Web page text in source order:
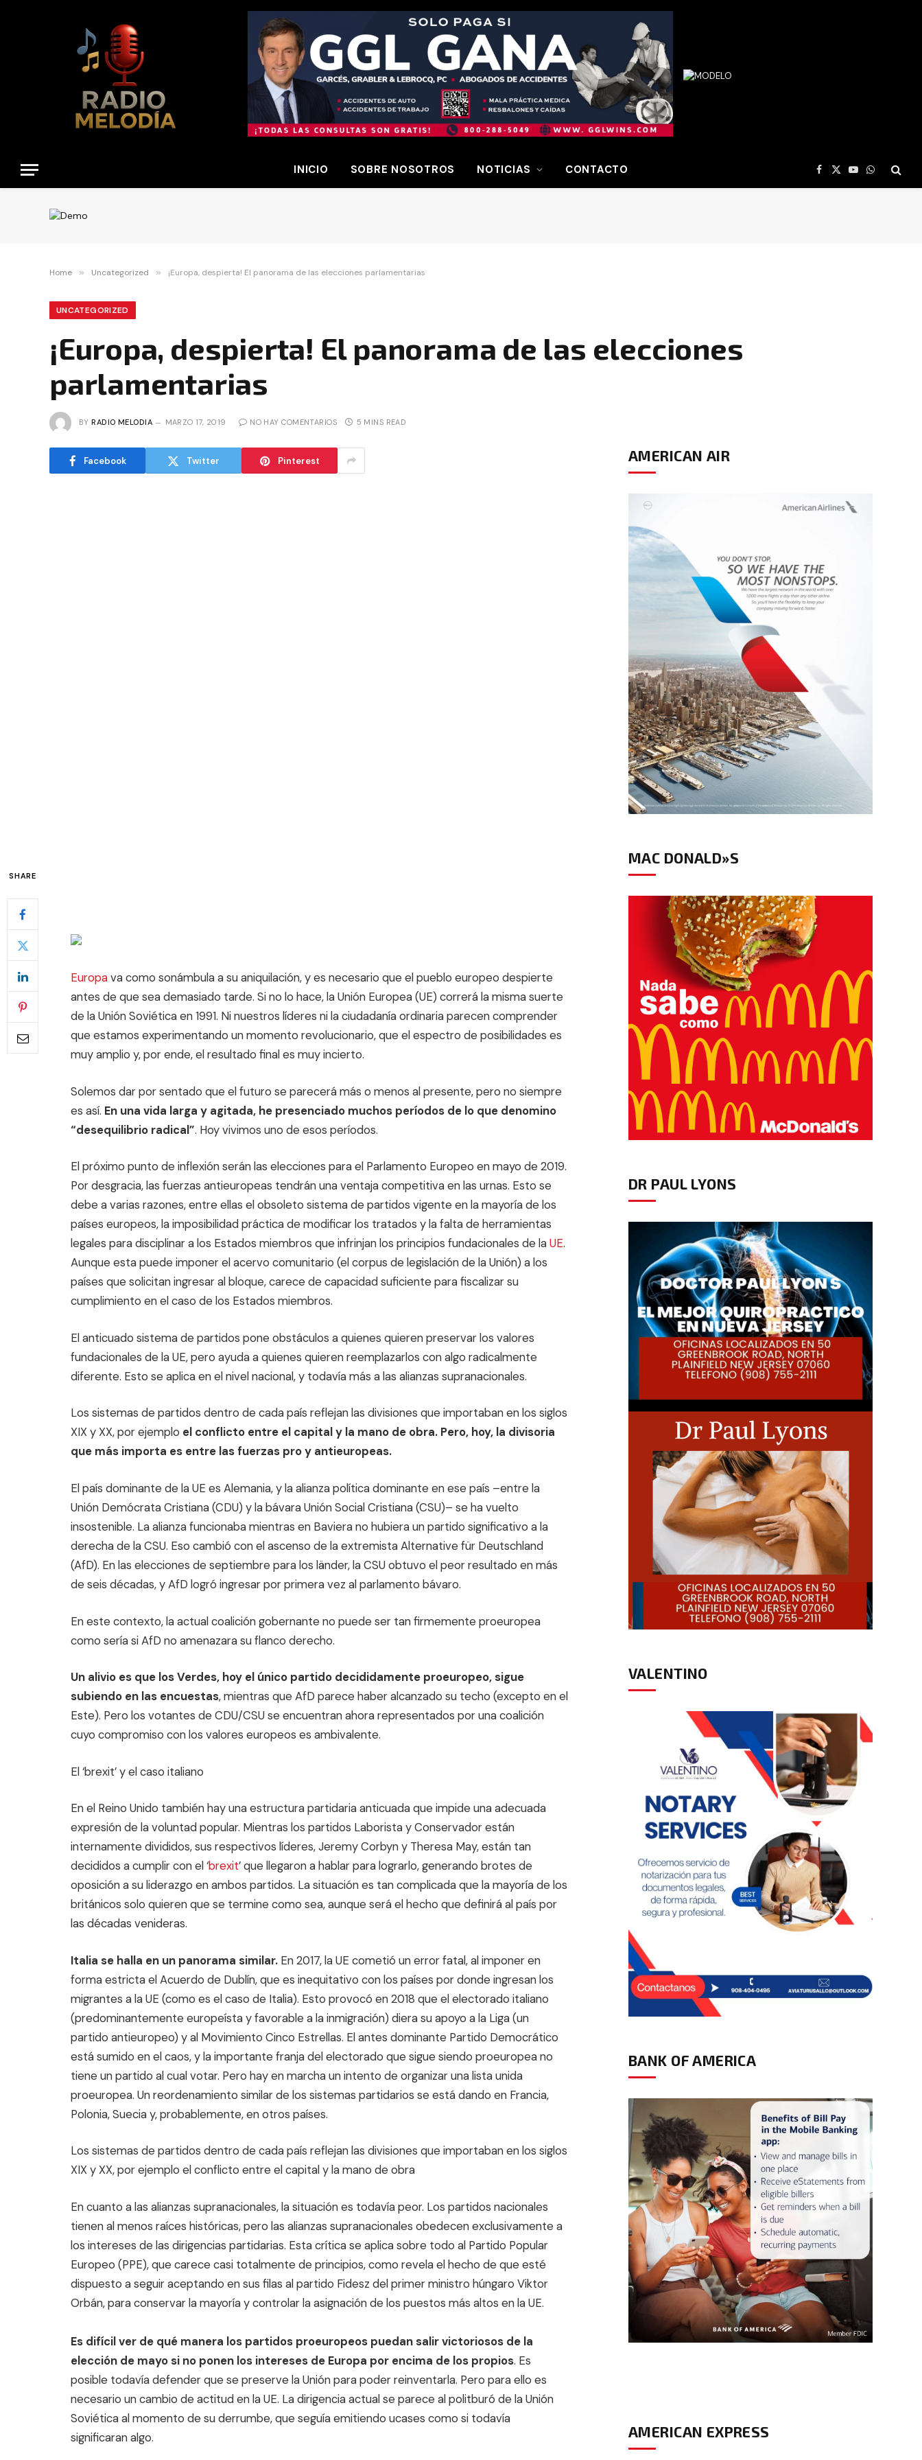
INICIO SOBRE NOSOTROS NOTICIAS CONTACTO Facebook
X
(Twitter)
YouTube
WhatsApp
Home » Uncategorized » ¡Europa, despierta! El panorama de las elecciones parlamentarias
UNCATEGORIZED
¡Europa, despierta! El panorama de las elecciones
parlamentarias
BY RADIO MELODIA MARZO 17, 2019 NO HAY COMENTARIOS 5 MINS READ
Facebook Twitter Pinterest
SHARE
Europava como sonámbula a su aniquilación, y es necesario que el pueblo europeo despierte
antes de que sea demasiado tarde. Si no lo hace, la Unión Europea (UE) correrá la misma suerte
de la Unión Soviética en 1991. Ni nuestros líderes ni la ciudadanía ordinaria parecen comprender
que estamos experimentando un momento revolucionario, que el espectro de posibilidades es
muy amplio y, por ende, el resultado final es muy incierto.
Solemos dar por sentado que el futuro se parecerá más o menos al presente, pero no siempre
es así. En una vida larga y agitada, he presenciado muchos períodos de lo que denomino
“desequilibrio radical”. Hoy vivimos uno de esos períodos.
El próximo punto de inflexión serán las elecciones para el Parlamento Europeo en mayo de 2019.
Por desgracia, las fuerzas antieuropeas tendrán una ventaja competitiva en las urnas. Esto se
debe a varias razones, entre ellas el obsoleto sistema de partidos vigente en la mayoría de los
países europeos, la imposibilidad práctica de modificar los tratados y la falta de herramientas
legales para disciplinar a los Estados miembros que infrinjan los principios fundacionales de la UE.
Aunque esta puede imponer el acervo comunitario (el corpus de legislación de la Unión) a los
países que solicitan ingresar al bloque, carece de capacidad suficiente para fiscalizar su
cumplimiento en el caso de los Estados miembros.
El anticuado sistema de partidos pone obstáculos a quienes quieren preservar los valores
fundacionales de la UE, pero ayuda a quienes quieren reemplazarlos con algo radicalmente
diferente. Esto se aplica en el nivel nacional, y todavía más a las alianzas supranacionales.
Los sistemas de partidos dentro de cada país reflejan las divisiones que importaban en los siglos
XIX y XX, por ejemplo el conflicto entre el capital y la mano de obra. Pero, hoy, la divisoria
que más importa es entre las fuerzas pro y antieuropeas.
El país dominante de la UE es Alemania, y la alianza política dominante en ese país –entre la
Unión Demócrata Cristiana (CDU) y la bávara Unión Social Cristiana (CSU)– se ha vuelto
insostenible. La alianza funcionaba mientras en Baviera no hubiera un partido significativo a la
derecha de la CSU. Eso cambió con el ascenso de la extremista Alternative für Deutschland
(AfD). En las elecciones de septiembre para los länder, la CSU obtuvo el peor resultado en más
de seis décadas, y AfD logró ingresar por primera vez al parlamento bávaro.
En este contexto, la actual coalición gobernante no puede ser tan firmemente proeuropea
como sería si AfD no amenazara su flanco derecho.
Un alivio es que los Verdes, hoy el único partido decididamente proeuropeo, sigue
subiendo en las encuestas, mientras que AfD parece haber alcanzado su techo (excepto en el
Este). Pero los votantes de CDU/CSU se encuentran ahora representados por una coalición
cuyo compromiso con los valores europeos es ambivalente.
El ‘brexit’ y el caso italiano
En el Reino Unido también hay una estructura partidaria anticuada que impide una adecuada
expresión de la voluntad popular. Mientras los partidos Laborista y Conservador están
internamente divididos, sus respectivos líderes, Jeremy Corbyn y Theresa May, están tan
decididos a cumplir con el ‘brexit’ que llegaron a hablar para lograrlo, generando brotes de
oposición a su liderazgo en ambos partidos. La situación es tan complicada que la mayoría de los
británicos solo quieren que se termine como sea, aunque será el hecho que definirá al país por
las décadas venideras.
Italia se halla en un panorama similar. En 2017, la UE cometió un error fatal, al imponer en
forma estricta el Acuerdo de Dublín, que es inequitativo con los países por donde ingresan los
migrantes a la UE (como es el caso de Italia). Esto provocó en 2018 que el electorado italiano
(predominantemente europeísta y favorable a la inmigración) diera su apoyo a la Liga (un
partido antieuropeo) y al Movimiento Cinco Estrellas. El antes dominante Partido Democrático
está sumido en el caos, y la importante franja del electorado que sigue siendo proeuropea no
tiene un partido al cual votar. Pero hay en marcha un intento de organizar una lista unida
proeuropea. Un reordenamiento similar de los sistemas partidarios se está dando en Francia,
Polonia, Suecia y, probablemente, en otros países.
Los sistemas de partidos dentro de cada país reflejan las divisiones que importaban en los siglos
XIX y XX, por ejemplo el conflicto entre el capital y la mano de obra
En cuanto a las alianzas supranacionales, la situación es todavía peor. Los partidos nacionales
tienen al menos raíces históricas, pero las alianzas supranacionales obedecen exclusivamente a
los intereses de las dirigencias partidarias. Esta crítica se aplica sobre todo al Partido Popular
Europeo (PPE), que carece casi totalmente de principios, como revela el hecho de que esté
dispuesto a seguir aceptando en sus filas al partido Fidesz del primer ministro húngaro Viktor
Orbán, para conservar la mayoría y controlar la asignación de los puestos más altos en la UE.
Es difícil ver de qué manera los partidos proeuropeos puedan salir victoriosos de la
elección de mayo si no ponen los intereses de Europa por encima de los propios. Es
posible todavía defender que se preserve la Unión para poder reinventarla. Pero para ello es
necesario un cambio de actitud en la UE. La dirigencia actual se parece al politburó de la Unión
Soviética al momento de su derrumbe, que seguía emitiendo ucases como si todavía
significaran algo.
AMERICAN AIR
MAC DONALD»S
DR PAUL LYONS
VALENTINO
BANK OF AMERICA
AMERICAN EXPRESS